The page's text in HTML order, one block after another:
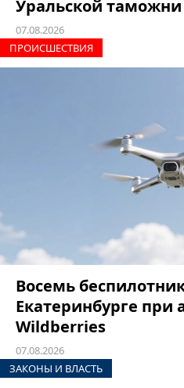
Уральской таможни
07.08.2026
ПРОИCШЕСТВИЯ
Восемь
Екатеринбурге при
Wildberries
07.08.2026
ЗАКОНЫ И ВЛАСТЬ